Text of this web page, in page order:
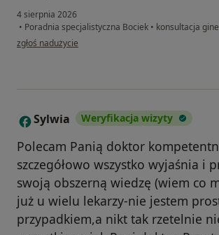
4 sierpnia 2026
• Poradnia specjalistyczna Bociek • konsultacja
w opinii użytkownika Aneta Filipek
zgłoś nadużycie
S Sylwia Weryfikacja wizyty
Polecam Panią doktor
szczegółowo wszystko wyjaśnia i
swoją obszerną wiedzę (wiem co
już u wielu lekarzy-nie jestem
przypadkiem,a nikt tak rzetelnie